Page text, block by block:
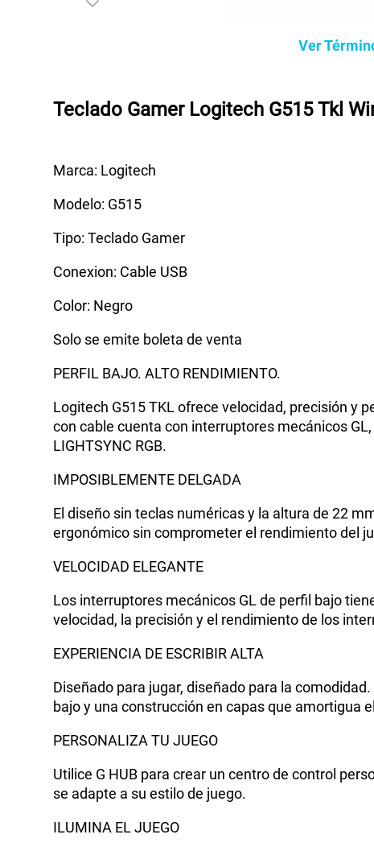
Ver
Teclado Gamer Logitech G515 Tkl
Marca: Logitech
Modelo: G515
Tipo: Teclado Gamer
Conexion: Cable USB
Color: Negro
Solo se emite boleta de venta
PERFIL BAJO. ALTO RENDIMIENTO.
Logitech G515 TKL ofrece velocidad, precisión y
con cable cuenta con interruptores mecánicos
LIGHTSYNC RGB.
IMPOSIBLEMENTE DELGADA
El diseño sin teclas numéricas y la altura de 22
ergonómico sin comprometer el rendimiento del
VELOCIDAD ELEGANTE
Los interruptores mecánicos GL de perfil bajo
velocidad, la precisión y el rendimiento de los
EXPERIENCIA DE ESCRIBIR ALTA
Diseñado para jugar, diseñado para la
bajo y una construcción en capas que amortigua
PERSONALIZA TU JUEGO
Utilice G HUB para crear un centro de control
se adapte a su estilo de juego.
ILUMINA EL JUEGO